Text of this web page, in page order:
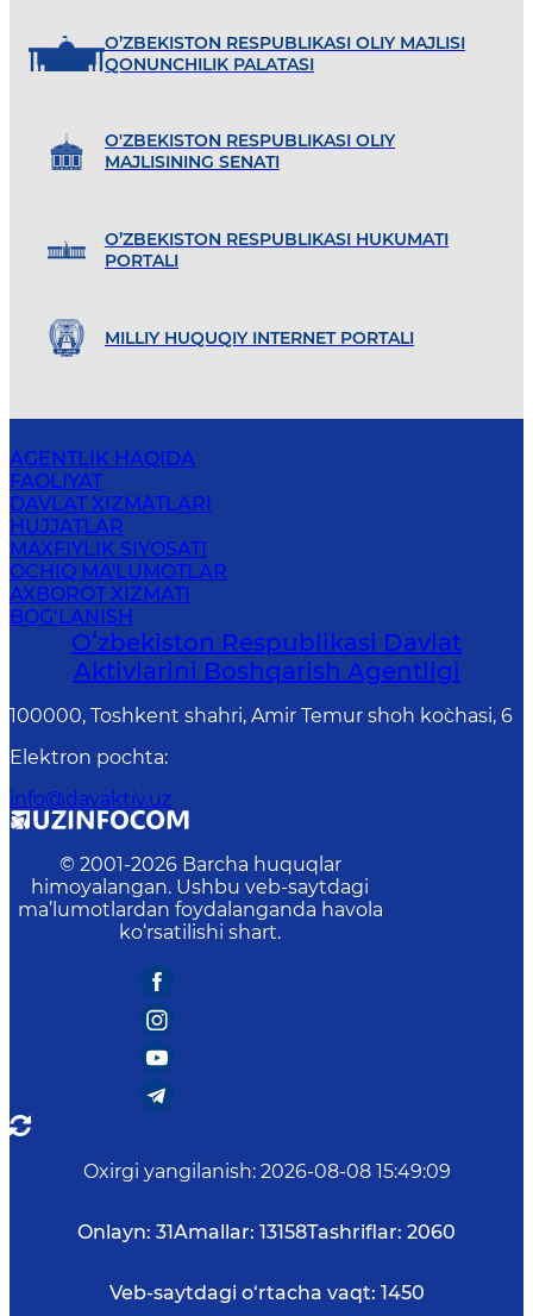
O’ZBEKISTON RESPUBLIKASI OLIY MAJLISI
QONUNCHILIK PALATASI
O'ZBEKISTON RESPUBLIKASI OLIY
MAJLISINING SENATI
O’ZBEKISTON RESPUBLIKASI HUKUMATI
PORTALI
MILLIY HUQUQIY INTERNET PORTALI
AGENTLIK HAQIDA
FAOLIYAT
DAVLAT XIZMATLARI
HUJJATLAR
MAXFIYLIK SIYOSATI
OCHIQ MA'LUMOTLAR
AXBOROT XIZMATI
BOG‘LANISH
Oʻzbekiston Respublikasi Davlat
Aktivlarini Boshqarish Agentligi
100000, Toshkent shahri, Amir Temur shoh ko`chasi, 6
Elektron pochta:
info@davaktiv.uz
© 2001-2026 Barcha huquqlar
himoyalangan. Ushbu veb-saytdagi
ma’lumotlardan foydalanganda havola
ko‘rsatilishi shart.
Oxirgi yangilanish: 2026-08-08 15:49:09
Onlayn: 31Amallar: 13158Tashriflar: 2060
Veb-saytdagi o‘rtacha vaqt: 1450